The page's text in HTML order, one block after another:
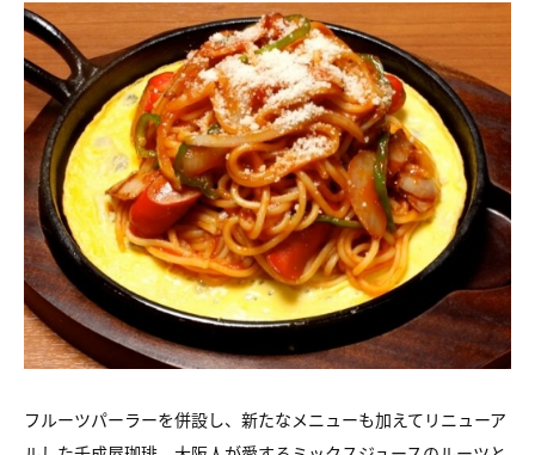
フルーツパーラーを併設し、新たなメニューも加えてリニューア